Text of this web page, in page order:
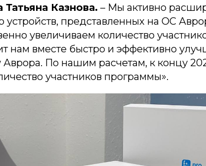
Казнова. – Мы активно
устройств, представленных на ОС
увеличиваем количество
нам вместе быстро и эффективно
Аврора. По нашим расчетам, к концу
участников программы».